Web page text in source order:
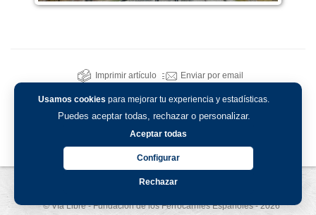
Usamos cookies para mejorar tu experiencia y estadísticas.
Puedes aceptar todas, rechazar o personalizar.
Aceptar todas
Configurar
Rechazar
Imprimir artículo Enviar por email
Política de privacidad
© Vía Libre - Fundación de los Ferrocarriles Españoles - 2026